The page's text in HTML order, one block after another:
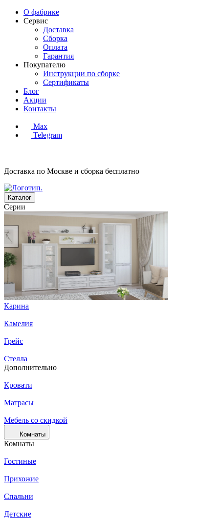
О фабрике
Сервис
Доставка
Сборка
Оплата
Гарантия
Покупателю
Инструкции по сборке
Сертификаты
Блог
Акции
Контакты
Max
Telegram
Доставка по Москве и сборка бесплатно
Каталог
Серии
Карина
Камелия
Грейс
Стелла
Дополнительно
Кровати
Матрасы
Мебель со скидкой
Комнаты
Комнаты
Гостиные
Прихожие
Спальни
Детские